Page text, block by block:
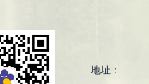
地址：